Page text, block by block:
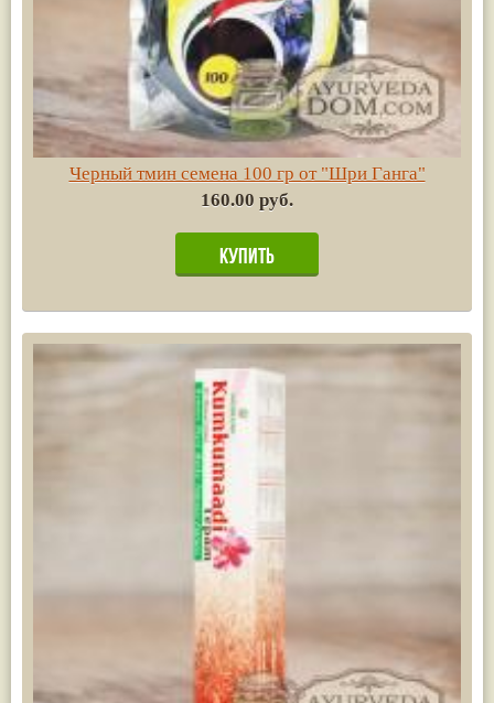
Черный тмин семена 100 гр от "Шри Ганга"
160.00 руб.